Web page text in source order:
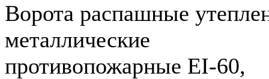
Ворота распашные
металлические
противопожарные EI-60,